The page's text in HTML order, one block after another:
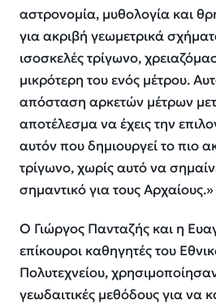
αστρονομία, μυθολογία και
για ακριβή γεωμετρικά
ισοσκελές τρίγωνο,
μικρότερη του ενός μέτρου.
απόσταση αρκετών μέτρων
αποτέλεσμα να έχεις την
αυτόν που δημιουργεί το πιο
τρίγωνο, χωρίς αυτό να
σημαντικό για τους Αρχαίους.»
Ο Γιώργος Πανταζής και η
επίκουροι καθηγητές του
Πολυτεχνείου,
γεωδαιτικές μεθόδους για να